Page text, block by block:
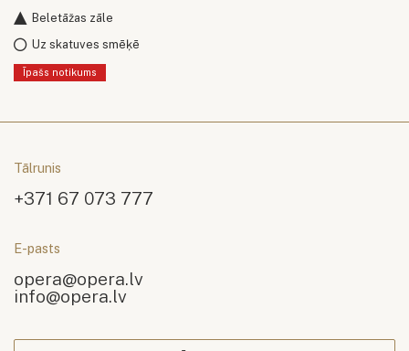
Beletāžas zāle
Uz skatuves smēķē
Īpašs notikums
Tālrunis
+371 67 073 777
E-pasts
opera@opera.lv
info@opera.lv